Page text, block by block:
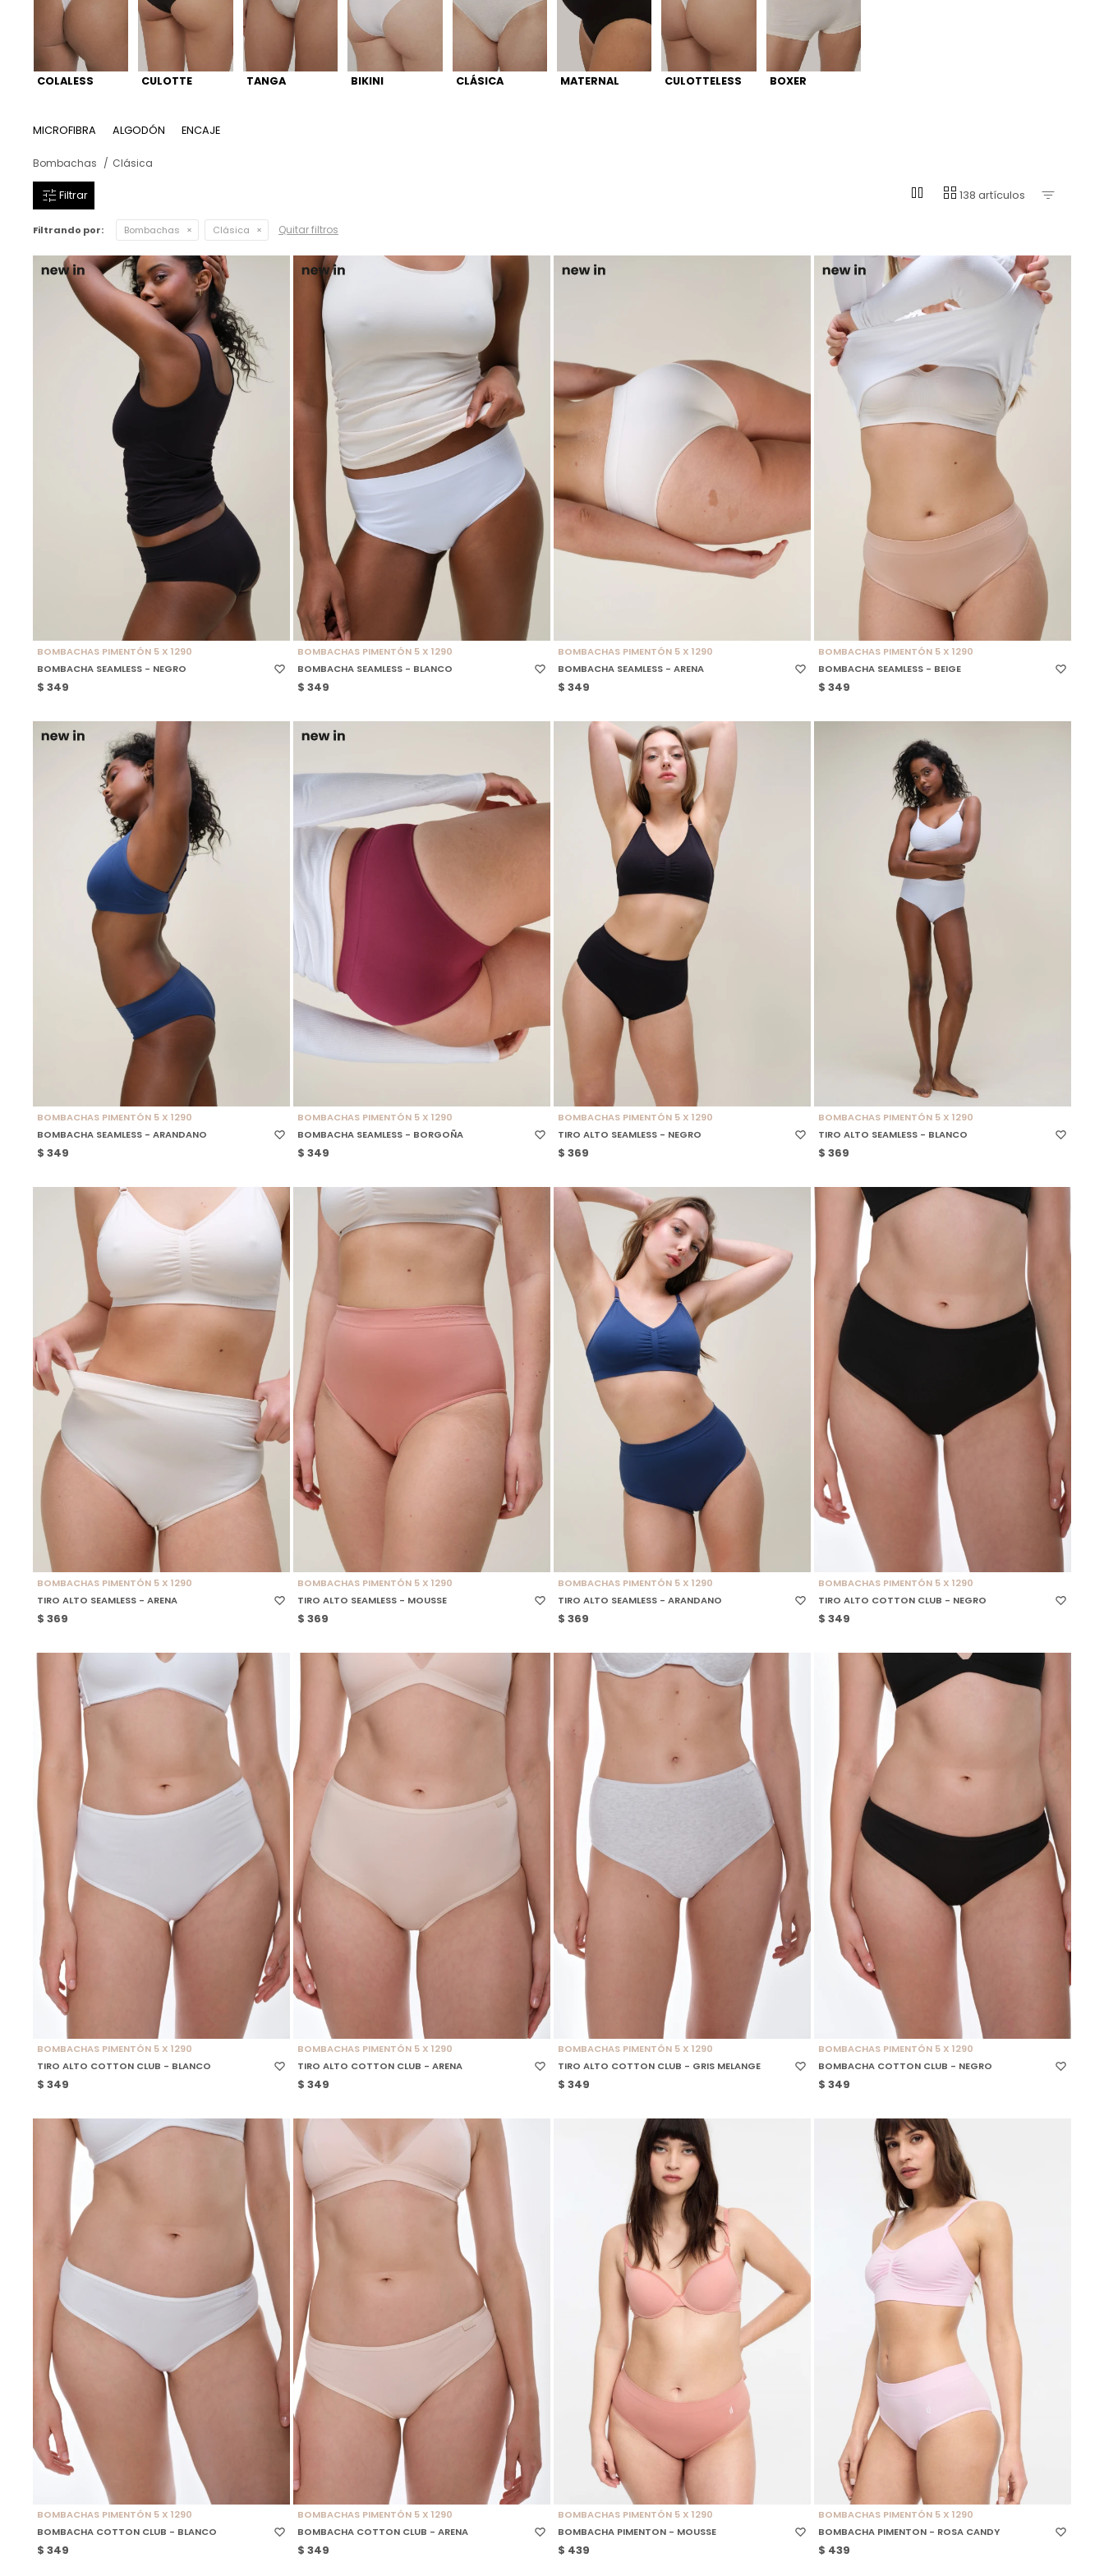
COLALESS CULOTTE TANGA BIKINI CLÁSICA MATERNAL CULOTTELESS BOXER
MICROFIBRA ALGODÓN ENCAJE
Bombachas Clásica
pause grid_view 138 artículos
Filtrando por: Bombachas Clásica Quitar filtros
SELECCIONAR TALLE
BOMBACHAS PIMENTÓN 5 X 1290
BOMBACHA SEAMLESS - NEGRO
$ 349
SELECCIONAR TALLE
BOMBACHAS PIMENTÓN 5 X 1290
BOMBACHA SEAMLESS - BLANCO
$ 349
BOMBACHAS PIMENTÓN 5 X 1290
BOMBACHA SEAMLESS - ARENA
$ 349
BOMBACHAS PIMENTÓN 5 X 1290
BOMBACHA SEAMLESS - BEIGE
$ 349
SELECCIONAR TALLE
BOMBACHAS PIMENTÓN 5 X 1290
BOMBACHA SEAMLESS - ARANDANO
$ 349
BOMBACHAS PIMENTÓN 5 X 1290
BOMBACHA SEAMLESS - BORGOÑA
$ 349
SELECCIONAR TALLE
BOMBACHAS PIMENTÓN 5 X 1290
TIRO ALTO SEAMLESS - NEGRO
$ 369
BOMBACHAS PIMENTÓN 5 X 1290
TIRO ALTO SEAMLESS - BLANCO
$ 369
SELECCIONAR TALLE
BOMBACHAS PIMENTÓN 5 X 1290
TIRO ALTO SEAMLESS - ARENA
$ 369
SELECCIONAR TALLE
BOMBACHAS PIMENTÓN 5 X 1290
TIRO ALTO SEAMLESS - MOUSSE
$ 369
SELECCIONAR TALLE
BOMBACHAS PIMENTÓN 5 X 1290
TIRO ALTO SEAMLESS - ARANDANO
$ 369
SELECCIONAR TALLE
BOMBACHAS PIMENTÓN 5 X 1290
TIRO ALTO COTTON CLUB - NEGRO
$ 349
SELECCIONAR TALLE
BOMBACHAS PIMENTÓN 5 X 1290
TIRO ALTO COTTON CLUB - BLANCO
$ 349
SELECCIONAR TALLE
BOMBACHAS PIMENTÓN 5 X 1290
TIRO ALTO COTTON CLUB - ARENA
$ 349
SELECCIONAR TALLE
BOMBACHAS PIMENTÓN 5 X 1290
TIRO ALTO COTTON CLUB - GRIS MELANGE
$ 349
SELECCIONAR TALLE
BOMBACHAS PIMENTÓN 5 X 1290
BOMBACHA COTTON CLUB - NEGRO
$ 349
SELECCIONAR TALLE
BOMBACHAS PIMENTÓN 5 X 1290
BOMBACHA COTTON CLUB - BLANCO
$ 349
SELECCIONAR TALLE
BOMBACHAS PIMENTÓN 5 X 1290
BOMBACHA COTTON CLUB - ARENA
$ 349
SELECCIONAR TALLE
BOMBACHAS PIMENTÓN 5 X 1290
BOMBACHA PIMENTON - MOUSSE
$ 439
SELECCIONAR TALLE
BOMBACHAS PIMENTÓN 5 X 1290
BOMBACHA PIMENTON - ROSA CANDY
$ 439
Ver todo
Maternal
Culotteless
Multiforma
Sin Bretel
Remeras
Camisas
Tops Deportivos
Belleza
Lentes de Sol
Violeta
Verde
Marron
Estampados